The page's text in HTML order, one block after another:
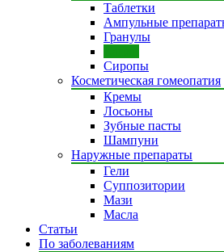
Таблетки
Ампульные
Гранулы
Сиропы
Косметическая гомеопатия
Кремы
Лосьоны
Зубные пасты
Шампуни
Наружные препараты
Гели
Суппозитории
Мази
Масла
Статьи
По заболеваниям